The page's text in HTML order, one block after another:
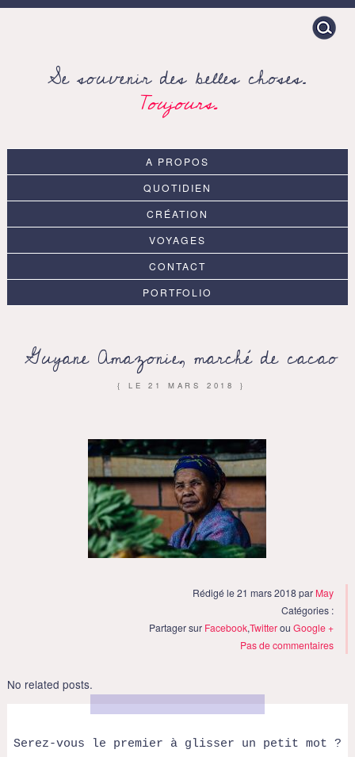
Search
for:
Se souvenir des belles choses.
Toujours.
A PROPOS
QUOTIDIEN
CRÉATION
VOYAGES
CONTACT
PORTFOLIO
Guyane Amazonie, marché de cacao
{ LE21 MARS 2018 }
Rédigé le 21 mars 2018 par May
Catégories :
Partager sur Facebook,TwitterouGoogle +
Pas de commentaires
No related posts.
Serez-vous le premier à glisser un petit mot ?